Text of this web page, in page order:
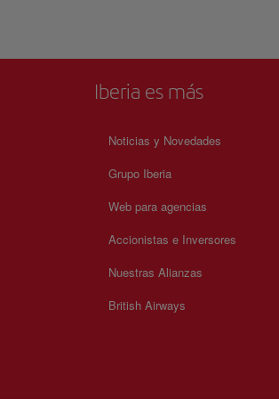
Iberia es más
Noticias y Novedades
Grupo Iberia
Web para agencias
Accionistas e Inversores
Nuestras Alianzas
British Airways